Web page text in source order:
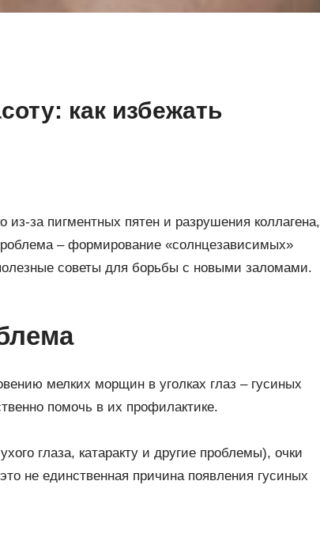
как избежать
из-за пигментных пятен и разрушения коллагена,
– формирование «солнцезависимых»
советы для борьбы с новыми заломами.
мелких морщин в уголках глаз – гусиных
помочь в их профилактике.
глаза, катаракту и другие проблемы), очки
не единственная причина появления гусиных